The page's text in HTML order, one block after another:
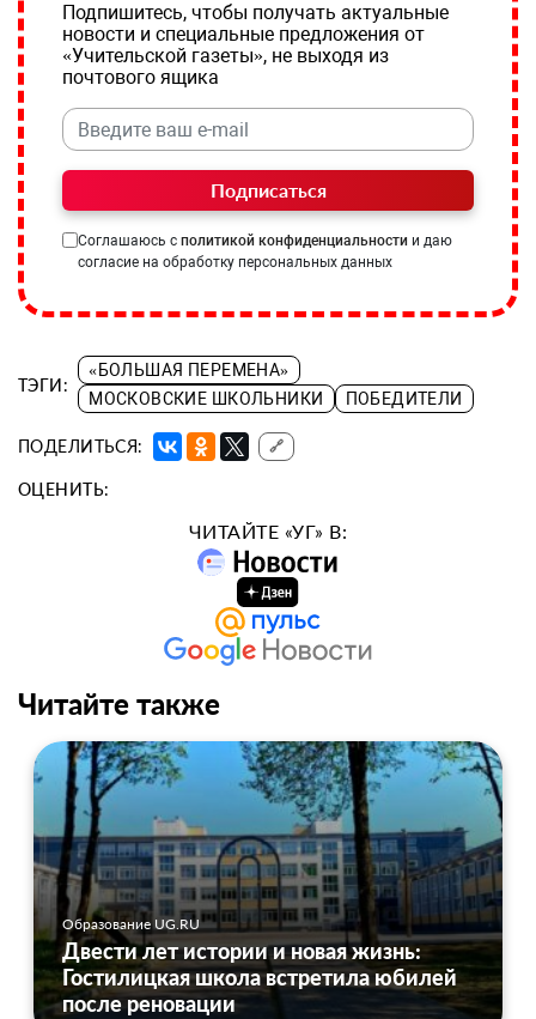
Подпишитесь, чтобы получать актуальные
новости и специальные предложения от
«Учительской газеты», не выходя из
почтового ящика
Подписаться
Соглашаюсь с политикой конфиденциальности и даю
согласие на обработку персональных данных
ТЭГИ:
«БОЛЬШАЯ ПЕРЕМЕНА»
МОСКОВСКИЕ ШКОЛЬНИКИ
ПОБЕДИТЕЛИ
ПОДЕЛИТЬСЯ: 🔗
ОЦЕНИТЬ:
ЧИТАЙТЕ «УГ» В:
Читайте также
Образование UG.RU
Двести лет истории и новая жизнь:
Гостилицкая школа встретила юбилей
после реновации